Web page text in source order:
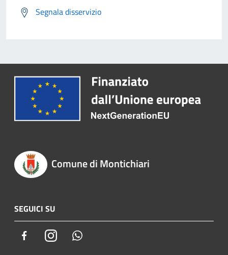
Segnala disservizio
Comune di Montichiari
SEGUICI SU
FacebookInstagram